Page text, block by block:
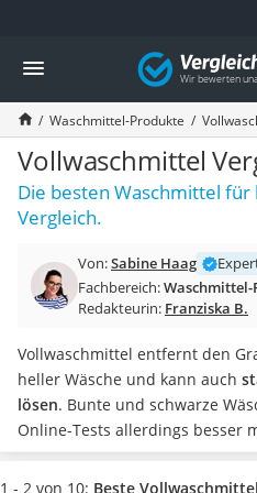
Die beliebtesten Vergleiche nach
Drogerie
Inhalator
Haarschneider
Rollator
Braun Rasierer
Katzenklappe (Chip)
Rasierer
Massagepistole
Epilierer
Eiweißpulver
Magnesiumpräparat
Katzenklappe
Nackenmassagegerät
Zeckenschutz Katze
leichter Haartrockner
Vergleich
Waschmittel-Produkte
Vollwaschmittel
Die besten Waschmittel für
Vergleich.
Von:Sabine Haag
Fachbereich:
Redakteurin: Franziska B.
Vollwaschmittel entfernt den
heller Wäsche und kann auch
lösen. Bunte und schwarze
Online-Tests allerdings besser
gewaschen werden. Die
ab 20 Grad Celsius effektiv
1 - 2 von 10: Beste Vollwaschmittel